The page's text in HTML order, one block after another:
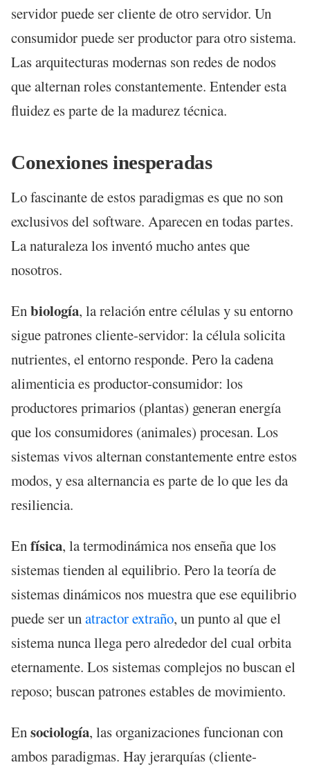
servidor puede ser cliente de otro servidor. Un
consumidor puede ser productor para otro sistema.
Las arquitecturas modernas son redes de nodos
que alternan roles constantemente. Entender esta
fluidez es parte de la madurez técnica.
Conexiones inesperadas
Lo fascinante de estos paradigmas es que no son
exclusivos del software. Aparecen en todas partes.
La naturaleza los inventó mucho antes que
nosotros.
Enbiología, la relación entre células y su entorno
sigue patrones cliente-servidor: la célula solicita
nutrientes, el entorno responde. Pero la cadena
alimenticia es productor-consumidor: los
productores primarios (plantas) generan energía
que los consumidores (animales) procesan. Los
sistemas vivos alternan constantemente entre estos
modos, y esa alternancia es parte de lo que les da
resiliencia.
Enfísica, la termodinámica nos enseña que los
sistemas tienden al equilibrio. Pero la teoría de
sistemas dinámicos nos muestra que ese equilibrio
puede ser unatractor extraño, un punto al que el
sistema nunca llega pero alrededor del cual orbita
eternamente. Los sistemas complejos no buscan el
reposo; buscan patrones estables de movimiento.
Ensociología, las organizaciones funcionan con
ambos paradigmas. Hay jerarquías (cliente-